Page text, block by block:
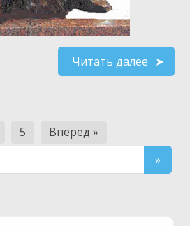
Читать далее
5 Вперед »